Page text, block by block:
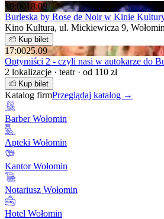
19:00 18.09
Burleska by Rose de Noir w Kinie
Kino Kultura, ul. Mickiewicza 9, Wołomin
Kup bilet
17:0025.09
Optymiści 2 - czyli nasi w autokarze do
2 lokalizacje · teatr · od 110 zł
Kup bilet
Katalog firmPrzeglądaj katalog →
Barber Wołomin
Apteki Wołomin
Kantor Wołomin
Notariusz Wołomin
Hotel Wołomin